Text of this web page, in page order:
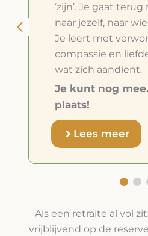
‘zijn’. Je gaat terug
naar jezelf, naar
Je leert met
compassie en
wat zich aandient.
Je kunt nog
plaats!
Lees meer
Als een retraite al vol
vrijblijvend op de